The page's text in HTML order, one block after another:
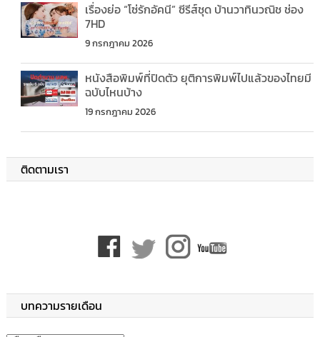
เรื่องย่อ “โซ่รักอัคนี” ซีรีส์ชุด บ้านวาทินวณิช ช่อง
7HD
9 กรกฎาคม 2026
หนังสือพิมพ์ที่ปิดตัว ยุติการพิมพ์ไปแล้วของไทยมี
ฉบับไหนบ้าง
19 กรกฎาคม 2026
ติดตามเรา
บทความรายเดือน